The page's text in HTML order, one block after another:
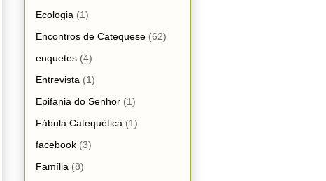
Ecologia (1)
Encontros de Catequese (62)
enquetes (4)
Entrevista (1)
Epifania do Senhor (1)
Fábula Catequética (1)
facebook (3)
Família (8)